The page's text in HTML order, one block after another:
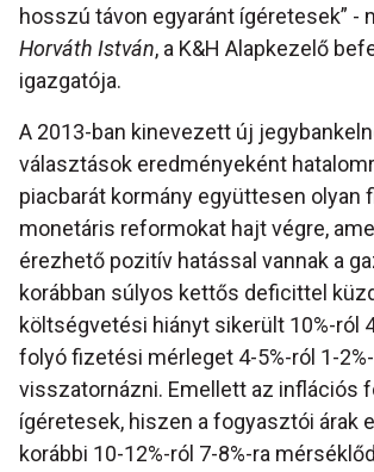
hosszú távon egyaránt ígéretesek” -
Horváth István, a K&H Alapkezelő
igazgatója.
A 2013-ban kinevezett új
választások eredményeként
piacbarát kormány együttesen olyan
monetáris reformokat hajt végre,
érezhető pozitív hatással vannak a
korábban súlyos kettős deficittel
költségvetési hiányt sikerült 10%-ról
folyó fizetési mérleget 4-5%-ról 1-
visszatornázni. Emellett az inflációs
ígéretesek, hiszen a fogyasztói árak
korábbi 10-12%-ról 7-8%-ra